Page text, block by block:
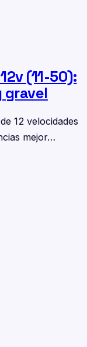
(11-50):
gravel
12 velocidades
mejor…